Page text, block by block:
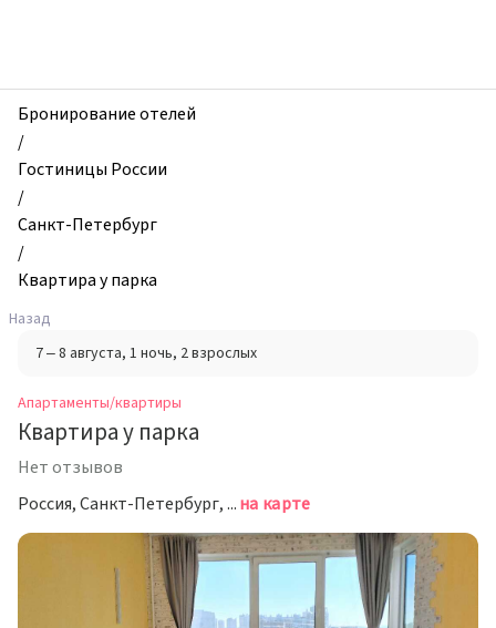
и
квартиры,
Квартира
парка,
Санкт-
Петербург,
Россия
Бронирование отелей
/
Гостиницы России
/
Санкт-Петербург
/
Квартира у парка
Назад
7 – 8 августа, 1 ночь, 2 взрослых
Апартаменты/квартиры
Квартира у парка
Нет отзывов
Россия, Санкт-Петербург, Светлановский проспект, 91на карте